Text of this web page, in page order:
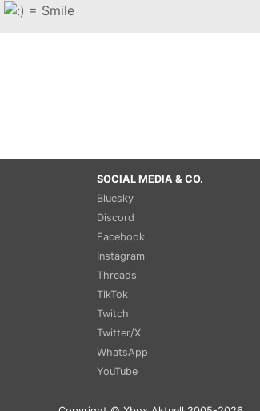
SOCIAL MEDIA & CO.
Bluesky
Discord
Facebook
Instagram
Threads
TikTok
Twitch
Twitter/X
WhatsApp
YouTube